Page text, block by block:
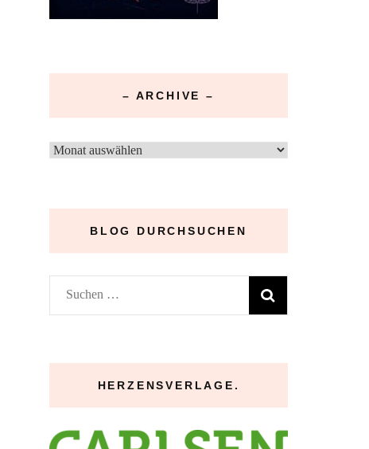
– ARCHIVE –
–
BLOG DURCHSUCHEN
Suchen
nach:
HERZENSVERLAGE.